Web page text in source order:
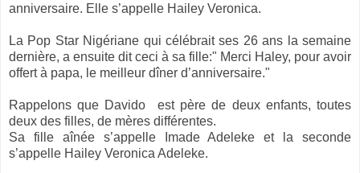
anniversaire. Elle s’appelle Hailey Veronica.
La Pop Star Nigériane qui célébrait ses 26 ans la semaine
dernière, a ensuite dit ceci à sa fille:" Merci Haley, pour avoir
offert à papa, le meilleur dîner d’anniversaire."
Rappelons que Davido est père de deux enfants, toutes
deux des filles, de mères différentes.
Sa fille aînée s’appelle Imade Adeleke et la seconde
s’appelle Hailey Veronica Adeleke.